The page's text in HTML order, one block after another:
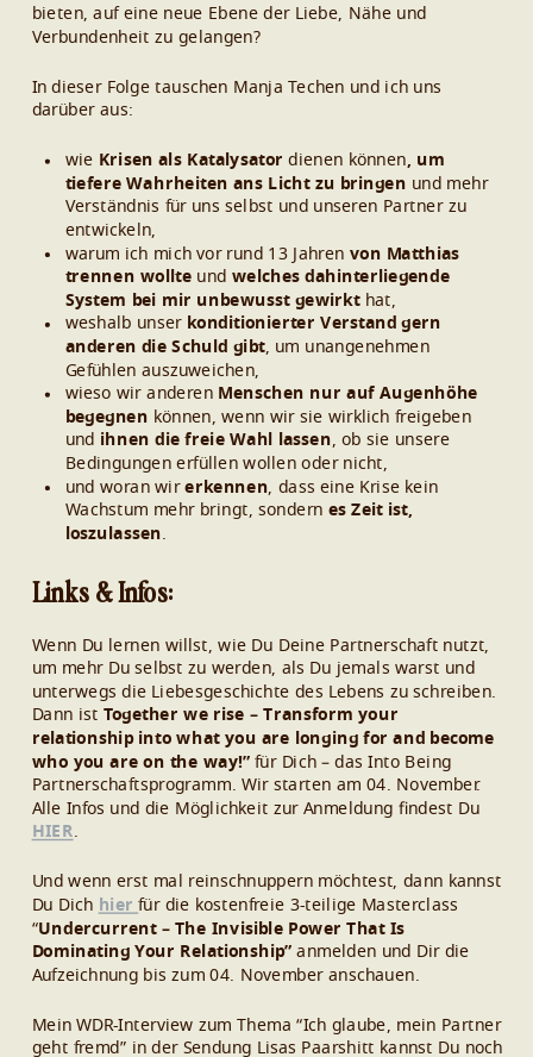
bieten, auf eine neue Ebene der Liebe, Nähe und
Verbundenheit zu gelangen?
In dieser Folge tauschen Manja Techen und ich uns
darüber aus:
wie Krisen als Katalysator dienen können , um
tiefere Wahrheiten ans Licht zu bringen und mehr
Verständnis für uns selbst und unseren Partner zu
entwickeln,
warum ich mich vor rund 13 Jahren von Matthias
trennen wollte und welches dahinterliegende
System bei mir unbewusst gewirkthat,
weshalb unserkonditionierter Verstand gern
anderen die Schuld gibt, um unangenehmen
Gefühlen auszuweichen,
wieso wir anderen Menschen nur auf Augenhöhe
begegnen können, wenn wir sie wirklich freigeben
und ihnen die freie Wahl lassen, ob sie unsere
Bedingungen erfüllen wollen oder nicht,
und woran wirerkennen , dass eine Krise kein
Wachstum mehr bringt, sondern es Zeit ist,
loszulassen
Links & Infos:
Wenn Du lernen willst, wie Du Deine Partnerschaft nutzt,
um mehr Du selbst zu werden, als Du jemals warst und
unterwegs die Liebesgeschichte des Lebens zu schreiben.
Dann ist Together we rise – Transform your
relationship into what you are longing for and become
who you are on the way!” für Dich – das Into Being
Partnerschaftsprogramm. Wir starten am 04. November.
Alle Infos und die Möglichkeit zur Anmeldung findest Du
HIER.
Und wenn erst mal reinschnuppern möchtest, dann kannst
Du Dich hierfür die kostenfreie 3-teilige Masterclass
“Undercurrent – The Invisible Power That Is
Dominating Your Relationship” anmelden und Dir die
Aufzeichnung bis zum 04. November anschauen.
Mein WDR-Interview zum Thema “Ich glaube, mein Partner
geht fremd” in der Sendung Lisas Paarshitt kannst Du noch